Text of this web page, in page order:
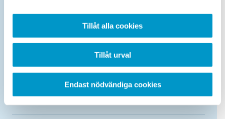
Tillåt alla cookies
Tillåt urval
Endast nödvändiga cookies
Obokad efterkontroll personbil
Obokad efterkontroll obromsat släp
Maxvikt 750 kg - får ej vara lastat.